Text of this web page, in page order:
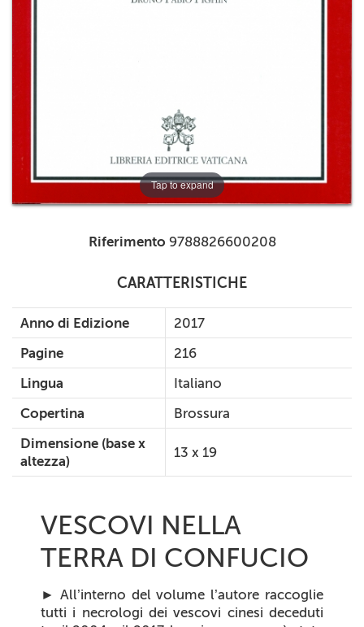
Tap to expand
Riferimento 9788826600208
CARATTERISTICHE
Anno di Edizione
2017
Pagine
216
Lingua
Italiano
Copertina
Brossura
Dimensione (base x
altezza)
13 x 19
VESCOVI NELLA
TERRA DI CONFUCIO
► All’interno del volume l’autore raccoglie
tutti i necrologi dei vescovi cinesi deceduti